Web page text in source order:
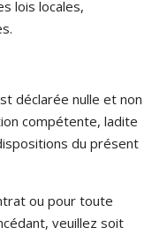
lois locales,
déclarée nulle et non
compétente, ladite
du présent
ou pour toute
veuillez soit